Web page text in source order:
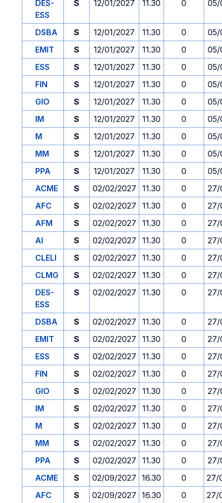
DES-
ESS
S 12/01/2027 11.30 0 05/
DSBA S 12/01/2027 11.30 0
05/
EMIT
S 12/01/2027 11.30 0
05/
ESS
S 12/01/2027 11.30 0
05/
FIN
S 12/01/2027 11.30 0
05/
GIO
S 12/01/2027 11.30 0
05/
IM
S 12/01/2027 11.30 0
05/
M
S 12/01/2027 11.30 0
05/
MM
S 12/01/2027 11.30 0
05/
PPA
S 12/01/2027 11.30 0
05/
ACME
S 02/02/2027 11.30 0
27/
AFC
S 02/02/2027 11.30 0
27/
AFM
S 02/02/2027 11.30 0
27/
AI
S 02/02/2027 11.30 0
27/
CLELI
S 02/02/2027 11.30 0
27/
CLMG
S 02/02/2027 11.30 0
27/
DES-
ESS
S 02/02/2027 11.30 0 27/
DSBA S 02/02/2027 11.30 0
27/
EMIT
S 02/02/2027 11.30 0
27/
ESS
S 02/02/2027 11.30 0
27/
FIN
S 02/02/2027 11.30 0
27/
GIO
S 02/02/2027 11.30 0
27/
IM
S 02/02/2027 11.30 0
27/
M
S 02/02/2027 11.30 0
27/
MM
S 02/02/2027 11.30 0
27/
PPA
S 02/02/2027 11.30 0
27/
ACME
S 02/09/2027 16.30 0
27/
AFC
S 02/09/2027 16.30 0 27/